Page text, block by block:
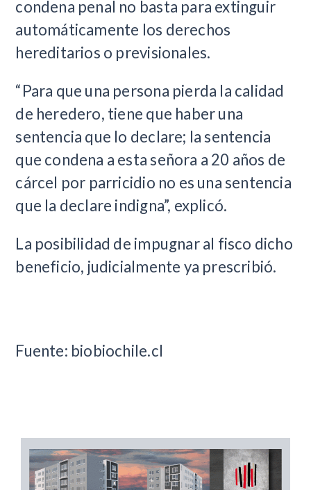
condena penal no basta para extinguir
automáticamente los derechos
hereditarios o previsionales.
“Para que una persona pierda la calidad
de heredero, tiene que haber una
sentencia que lo declare; la sentencia
que condena a esta señora a 20 años de
cárcel por parricidio no es una sentencia
que la declare indigna”, explicó.
La posibilidad de impugnar al fisco dicho
beneficio, judicialmente ya prescribió.
Fuente: biobiochile.cl